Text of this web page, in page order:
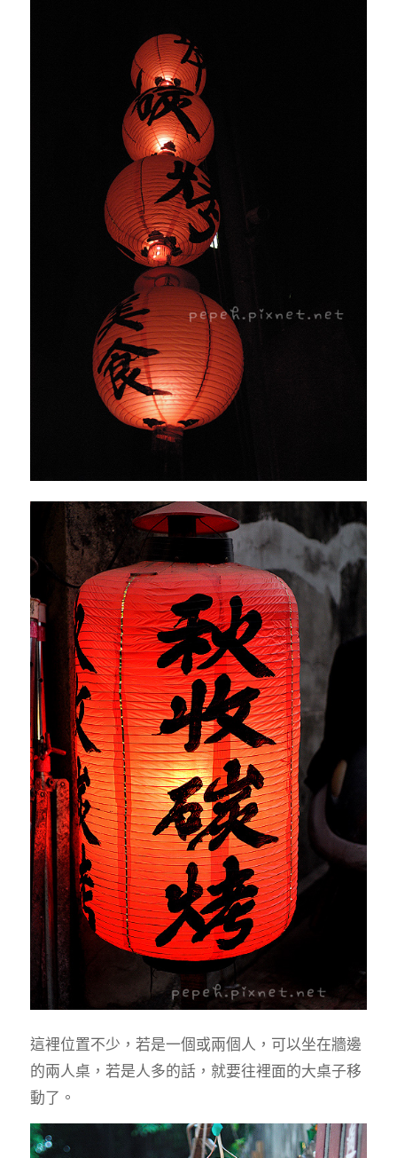
這裡位置不少，若是一個或兩個人，可以坐在牆邊
的兩人桌，若是人多的話，就要往裡面的大桌子移
動了。